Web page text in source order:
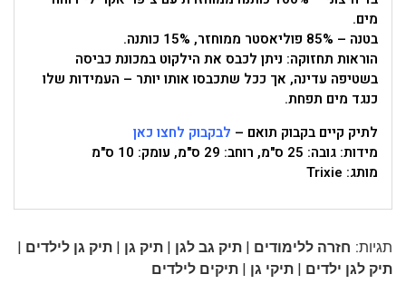
מים.
בטנה – 85% פוליאסטר ממוחזר, 15% כותנה.
הוראות תחזוקה: ניתן לכבס את הילקוט במכונת כביסה
בשטיפה עדינה, אך ככל שתכבסו אותו יותר – העמידות שלו
כנגד מים תפחת.
לתיק קיים בקבוק תואם – לבקבוק לחצו כאן
מידות: גובה: 25 ס"מ, רוחב: 29 ס"מ, עומק: 10 ס"מ
מותג: Trixie
תגיות: חזרה ללימודים | תיק גב לגן | תיק גן | תיק גן לילדים |
תיק לגן ילדים | תיקי גן | תיקים לילדים